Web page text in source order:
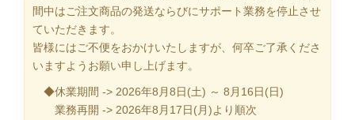
間中はご注文商品の発送ならびにサポート業務を停止させ
ていただきます。
皆様にはご不便をおかけいたしますが、何卒ご了承くださ
いますようお願い申し上げます。
◆休業期間 -> 2026年8月8日(土) ～ 8月16日(日)
業務再開 -> 2026年8月17日(月)より順次